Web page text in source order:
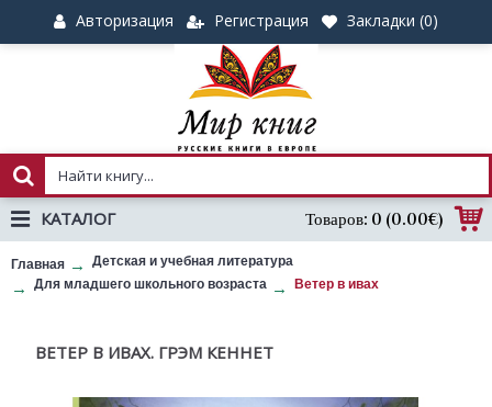
Авторизация Регистрация Закладки (0)
Товаров: 0 (0.00€)
КАТАЛОГ
Главная
Детская и учебная литература
Для младшего школьного возраста
Ветер в ивах
ВЕТЕР В ИВАХ. ГРЭМ КЕННЕТ